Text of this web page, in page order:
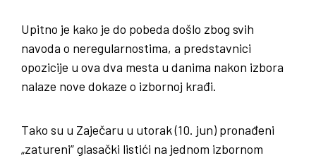
Upitno je kako je do pobeda došlo zbog svih
navoda o neregularnostima, a predstavnici
opozicije u ova dva mesta u danima nakon izbora
nalaze nove dokaze o izbornoj krađi.
Tako su u Zaječaru u utorak (10. jun) pronađeni
„zatureni” glasački listići na jednom izbornom